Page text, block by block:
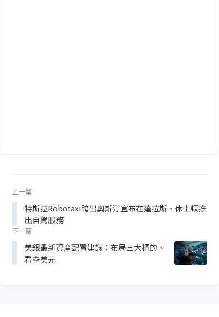
上一篇
特斯拉Robotaxi跨出奧斯汀宣布在達拉斯、休士頓推
出自駕服務
下一篇
美銀最新資產配置建議：布局三大標的、
看空美元